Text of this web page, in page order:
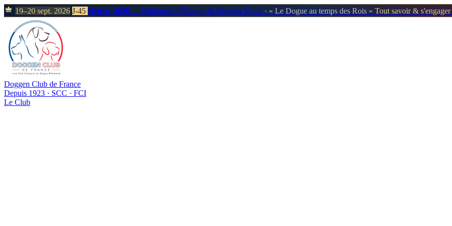
19–20 sept. 2026 J-45 Neuvic 2026 — Nationale d'Élevage & Doggen Show · « Le Dogue au temps des Rois » Tout savoir &
Doggen Club de France
Depuis 1923 · SCC · FCI
Le Club